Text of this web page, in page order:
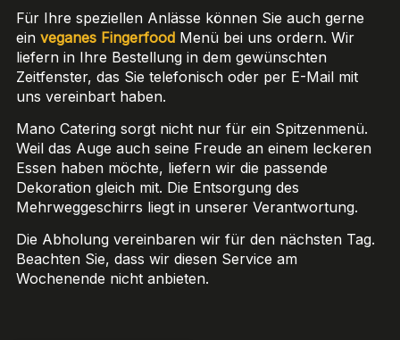
Für Ihre speziellen Anlässe können Sie auch gerne
ein veganes FingerfoodMenü bei uns ordern. Wir
liefern in Ihre Bestellung in dem gewünschten
Zeitfenster, das Sie telefonisch oder per E-Mail mit
uns vereinbart haben.
Mano Catering sorgt nicht nur für ein Spitzenmenü.
Weil das Auge auch seine Freude an einem leckeren
Essen haben möchte, liefern wir die passende
Dekoration gleich mit. Die Entsorgung des
Mehrweggeschirrs liegt in unserer Verantwortung.
Die Abholung vereinbaren wir für den nächsten Tag.
Beachten Sie, dass wir diesen Service am
Wochenende nicht anbieten.